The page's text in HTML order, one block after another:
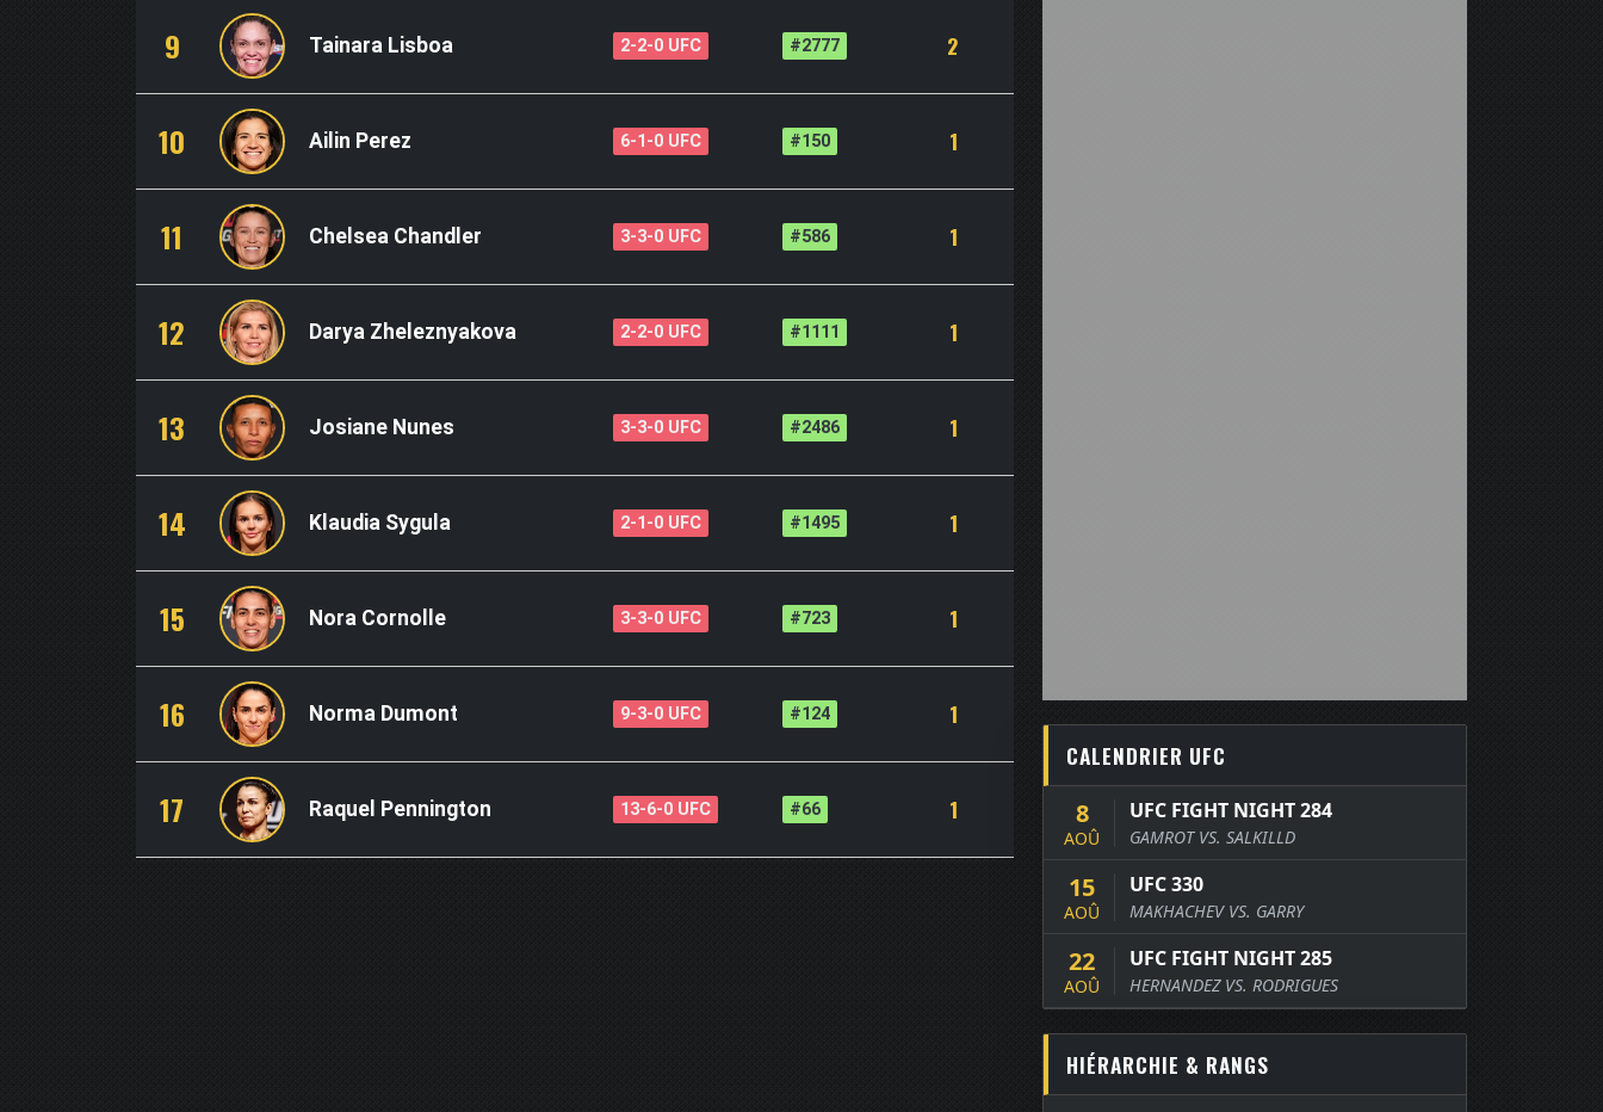
9 Tainara Lisboa 2-2-0 UFC #2777 2
10 Ailin Perez 6-1-0 UFC #150 1
11 Chelsea Chandler 3-3-0 UFC #586 1
12 Darya Zheleznyakova 2-2-0 UFC #1111 1
13 Josiane Nunes 3-3-0 UFC #2486 1
14 Klaudia Sygula 2-1-0 UFC #1495 1
15 Nora Cornolle 3-3-0 UFC #723 1
16 Norma Dumont 9-3-0 UFC #124 1
17 Raquel Pennington 13-6-0 UFC #66 1
CALENDRIER UFC
8
AOÛ
UFC FIGHT NIGHT 284
GAMROT VS. SALKILLD
15
AOÛ
UFC 330
MAKHACHEV VS. GARRY
22
AOÛ
UFC FIGHT NIGHT 285
HERNANDEZ VS. RODRIGUES
HIÉRARCHIE & RANGS